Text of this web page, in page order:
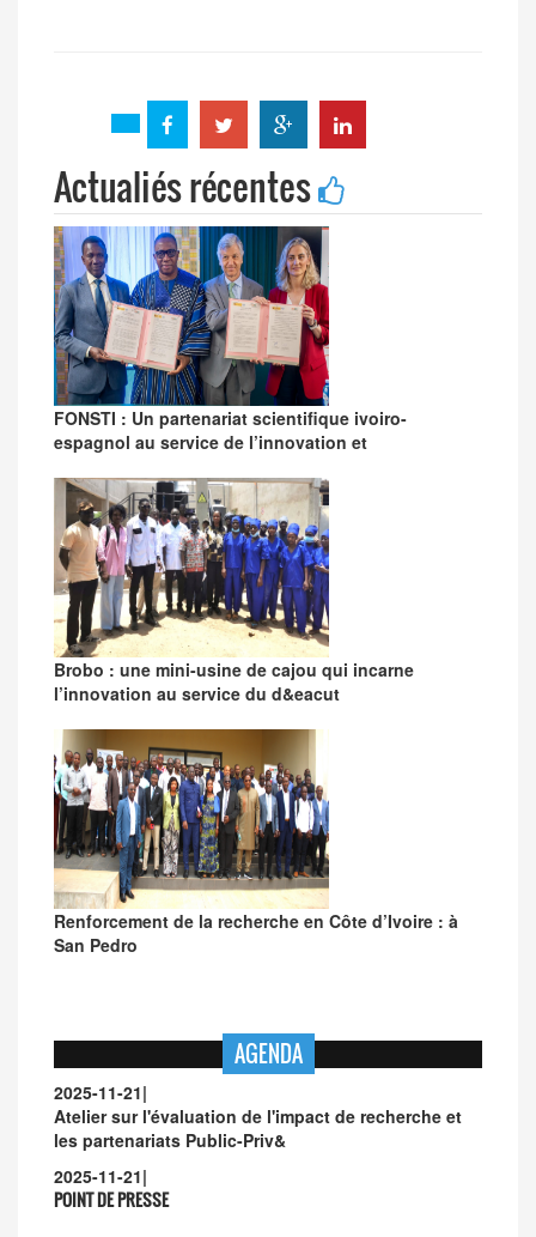
Actualiés récentes
FONSTI : Un partenariat scientifique ivoiro-
espagnol au service de l’innovation et
Brobo : une mini-usine de cajou qui incarne
l’innovation au service du d&eacut
Renforcement de la recherche en Côte d’Ivoire : à
San Pedro
AGENDA
2025-11-21|
Atelier sur l'évaluation de l'impact de recherche et
les partenariats Public-Priv&
2025-11-21|
POINT DE PRESSE